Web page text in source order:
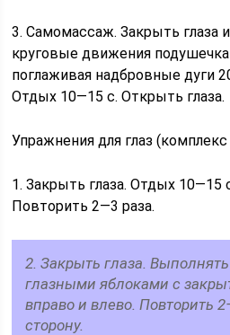
3. Самомассаж. Закрыть глаза
круговые движения
поглаживая надбровные дуги
Отдых 10—15 с. Открыть глаза.
Упражнения для глаз (комплекс
1. Закрыть глаза. Отдых 10—15
Повторить 2—3 раза.
2. Закрыть глаза.
глазными яблоками с
вправо и влево. Повторить
сторону.